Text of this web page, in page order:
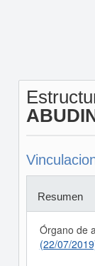
Resumen
Órgano de
(22/07/